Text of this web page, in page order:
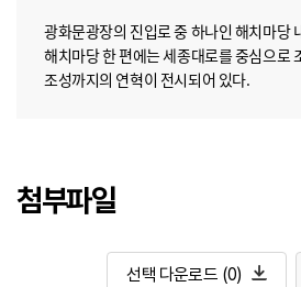
광화문광장의 진입로 중 하나인 해치마당
해치마당 한 편에는 세종대로를 중심으로
조성까지의 연혁이 전시되어 있다.
첨부파일
선택 다운로드 (0)